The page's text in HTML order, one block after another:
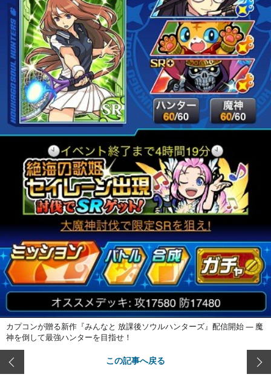
カプコンが贈る新作『みんなと 放課後ソウルハンターズ』配信開始 ― 魔
神を倒して最強ハンターを目指せ！
この記事へ戻る